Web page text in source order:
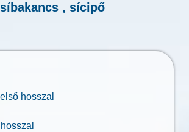
síbakancs , sícipő
hosszal